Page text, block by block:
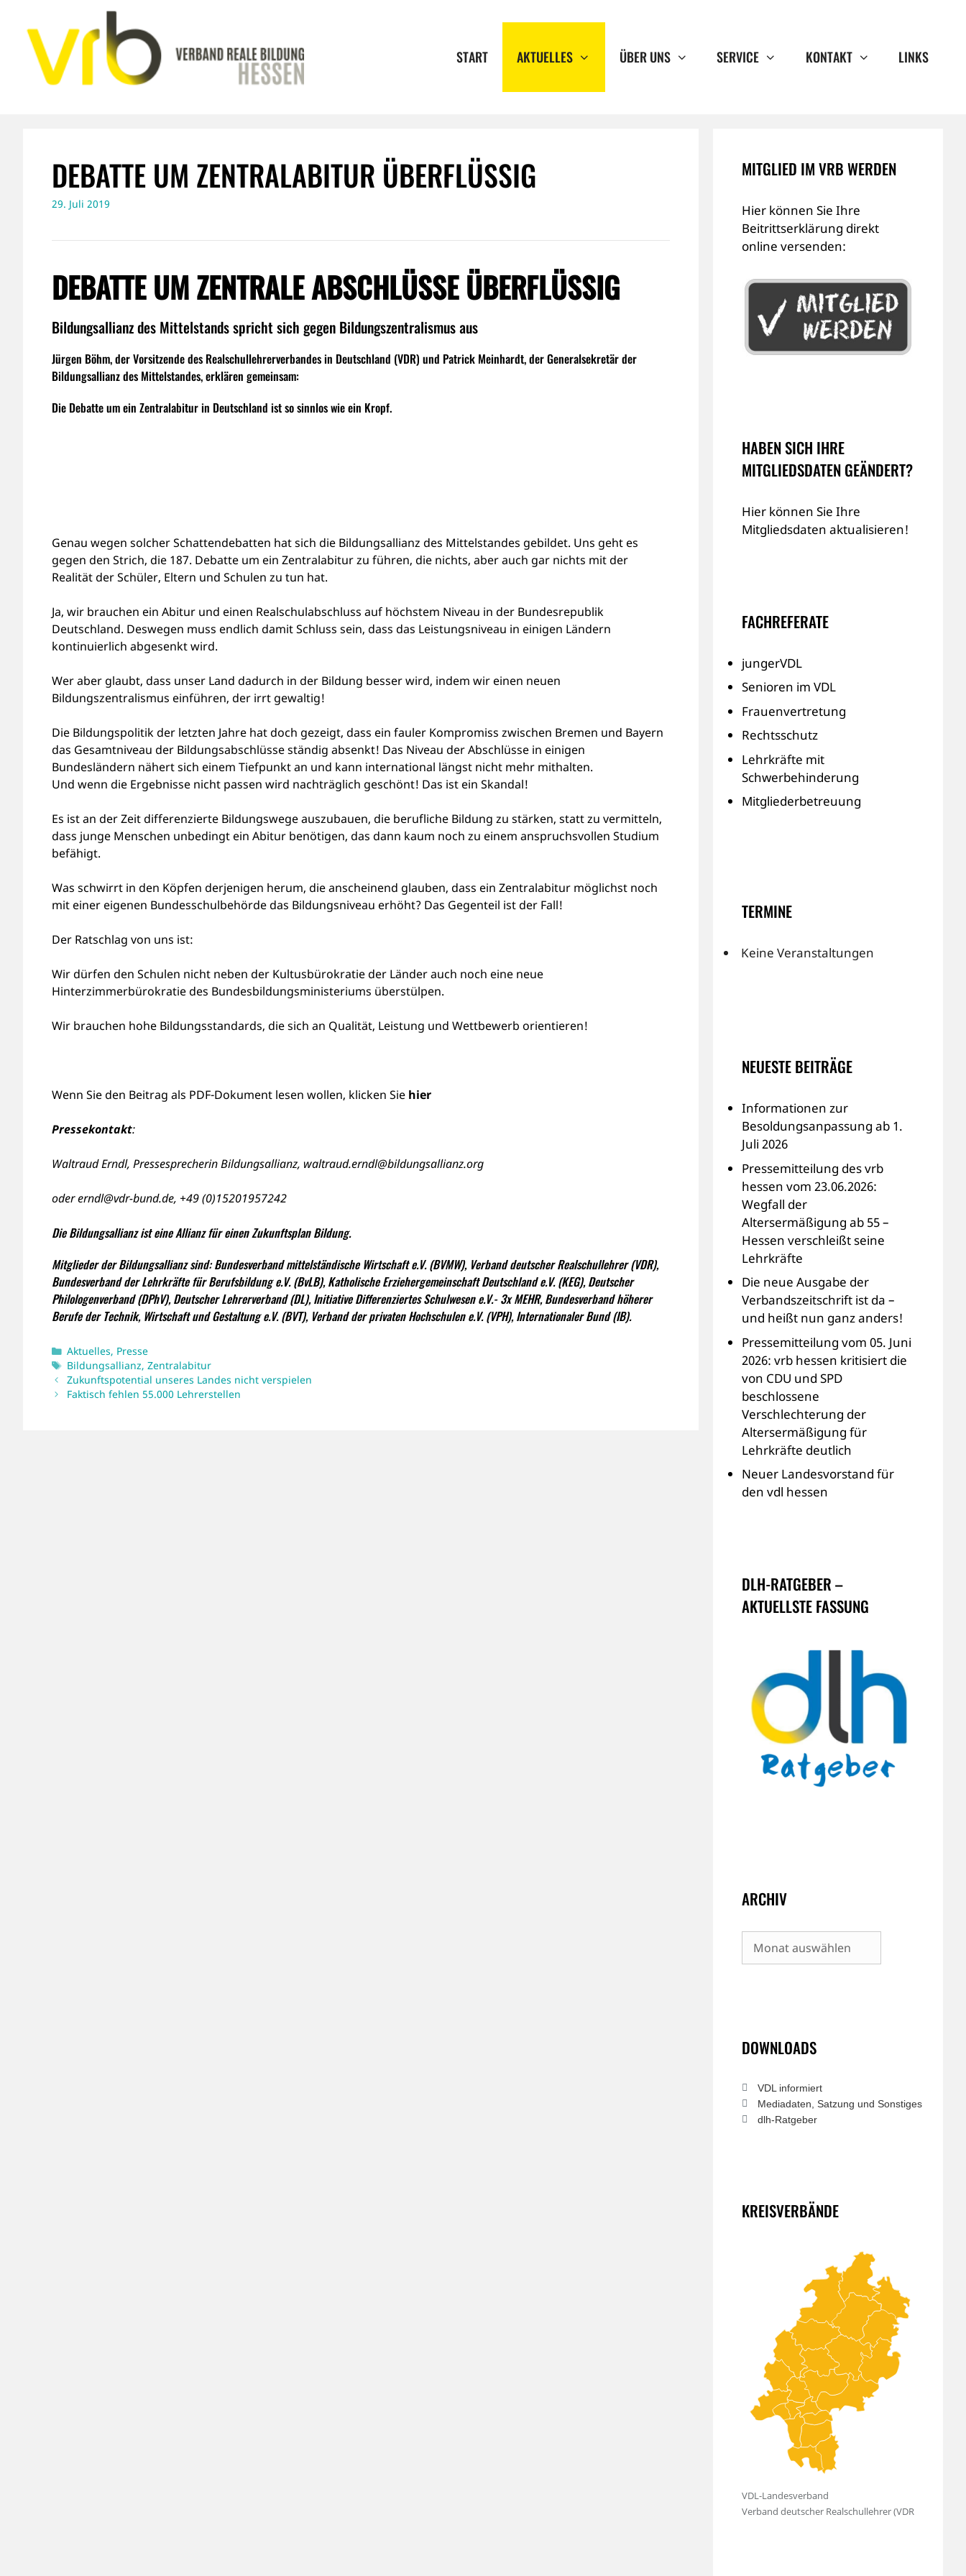
Inhalt
springen
START AKTUELLES ÜBER UNS SERVICE KONTAKT LINKS
DEBATTE UM ZENTRALABITUR ÜBERFLÜSSIG
29. Juli 2019
DEBATTE UM ZENTRALE ABSCHLÜSSE ÜBERFLÜSSIG
Bildungsallianz des Mittelstands spricht sich gegen Bildungszentralismus aus
Jürgen Böhm, der Vorsitzende des Realschullehrerverbandes in Deutschland (VDR) und Patrick Meinhardt, der Generalsekretär der
Bildungsallianz des Mittelstandes, erklären gemeinsam:
Die Debatte um ein Zentralabitur in Deutschland ist so sinnlos wie ein Kropf.
Genau wegen solcher Schattendebatten hat sich die Bildungsallianz des Mittelstandes gebildet. Uns geht es
gegen den Strich, die 187. Debatte um ein Zentralabitur zu führen, die nichts, aber auch gar nichts mit der
Realität der Schüler, Eltern und Schulen zu tun hat.
Ja, wir brauchen ein Abitur und einen Realschulabschluss auf höchstem Niveau in der Bundesrepublik
Deutschland. Deswegen muss endlich damit Schluss sein, dass das Leistungsniveau in einigen Ländern
kontinuierlich abgesenkt wird.
Wer aber glaubt, dass unser Land dadurch in der Bildung besser wird, indem wir einen neuen
Bildungszentralismus einführen, der irrt gewaltig!
Die Bildungspolitik der letzten Jahre hat doch gezeigt, dass ein fauler Kompromiss zwischen Bremen und Bayern
das Gesamtniveau der Bildungsabschlüsse ständig absenkt! Das Niveau der Abschlüsse in einigen
Bundesländern nähert sich einem Tiefpunkt an und kann international längst nicht mehr mithalten.
Und wenn die Ergebnisse nicht passen wird nachträglich geschönt! Das ist ein Skandal!
Es ist an der Zeit differenzierte Bildungswege auszubauen, die berufliche Bildung zu stärken, statt zu vermitteln,
dass junge Menschen unbedingt ein Abitur benötigen, das dann kaum noch zu einem anspruchsvollen Studium
befähigt.
Was schwirrt in den Köpfen derjenigen herum, die anscheinend glauben, dass ein Zentralabitur möglichst noch
mit einer eigenen Bundesschulbehörde das Bildungsniveau erhöht? Das Gegenteil ist der Fall!
Der Ratschlag von uns ist:
Wir dürfen den Schulen nicht neben der Kultusbürokratie der Länder auch noch eine neue
Hinterzimmerbürokratie des Bundesbildungsministeriums überstülpen.
Wir brauchen hohe Bildungsstandards, die sich an Qualität, Leistung und Wettbewerb orientieren!
Wenn Sie den Beitrag als PDF-Dokument lesen wollen, klicken Sie hier
Pressekontakt:
Waltraud Erndl, Pressesprecherin Bildungsallianz, waltraud.erndl@bildungsallianz.org
odererndl@vdr-bund.de, +49 (0)15201957242
Die Bildungsallianz ist eine Allianz für einen Zukunftsplan Bildung.
Mitglieder der Bildungsallianz sind: Bundesverband mittelständische Wirtschaft e.V. (BVMW), Verband deutscher Realschullehrer (VDR),
Bundesverband der Lehrkräfte für Berufsbildung e.V. (BvLB), Katholische Erziehergemeinschaft Deutschland e.V. (KEG), Deutscher
Philologenverband (DPhV), Deutscher Lehrerverband (DL), Initiative Differenziertes Schulwesen e.V.- 3x MEHR, Bundesverband höherer
Berufe der Technik, Wirtschaft und Gestaltung e.V. (BVT), Verband der privaten Hochschulen e.V. (VPH), Internationaler Bund (IB).
Kategorien
Aktuelles, Presse
Schlagwörter
Bildungsallianz,Zentralabitur
Zukunftspotential unseres Landes nicht verspielen
Faktisch fehlen 55.000 Lehrerstellen
MITGLIED IM VRB WERDEN
Hier können Sie Ihre
Beitrittserklärung direkt
online versenden:
HABEN SICH IHRE
MITGLIEDSDATEN GEÄNDERT?
Hier können Sie Ihre
Mitgliedsdaten aktualisieren!
FACHREFERATE
jungerVDL
Senioren im VDL
Frauenvertretung
Rechtsschutz
Lehrkräfte mit
Schwerbehinderung
Mitgliederbetreuung
TERMINE
Keine Veranstaltungen
NEUESTE BEITRÄGE
Informationen zur
Besoldungsanpassung ab 1.
Juli 2026
Pressemitteilung des vrb
hessen vom 23.06.2026:
Wegfall der
Altersermäßigung ab 55 –
Hessen verschleißt seine
Lehrkräfte
Die neue Ausgabe der
Verbandszeitschrift ist da –
und heißt nun ganz anders!
Pressemitteilung vom 05. Juni
2026: vrb hessen kritisiert die
von CDU und SPD
beschlossene
Verschlechterung der
Altersermäßigung für
Lehrkräfte deutlich
Neuer Landesvorstand für
den vdl hessen
DLH-RATGEBER –
AKTUELLSTE FASSUNG
ARCHIV
Archiv
DOWNLOADS
VDL informiert
Mediadaten, Satzung und Sonstiges
dlh-Ratgeber
KREISVERBÄNDE